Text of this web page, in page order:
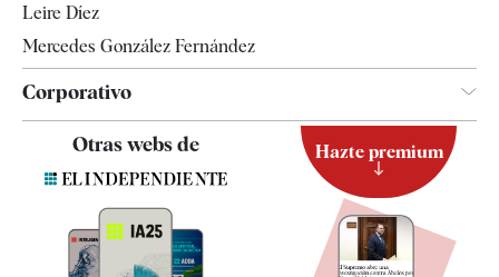
Leire Díez
Mercedes González Fernández
Corporativo
Quiénes somos
Otras webs de Hazte premium